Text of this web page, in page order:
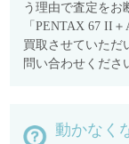
う理由で査定をお
「PENTAX 67 II
買取させていただ
問い合わせくださ
動かなく